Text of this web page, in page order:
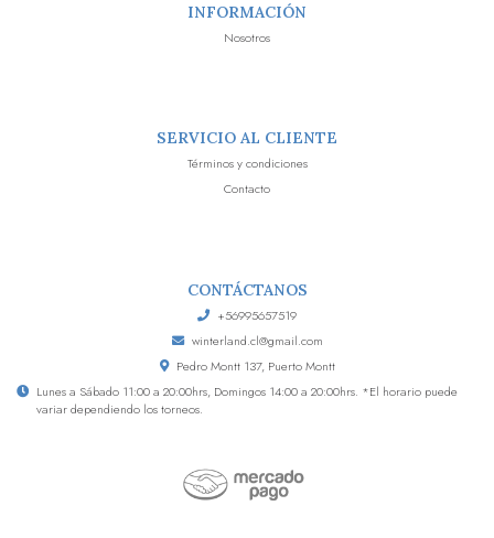
INFORMACIÓN
Nosotros
SERVICIO AL CLIENTE
Términos y condiciones
Contacto
CONTÁCTANOS
+56995657519
winterland.cl@gmail.com
Pedro Montt 137, Puerto Montt
Lunes a Sábado 11:00 a 20:00hrs, Domingos 14:00 a 20:00hrs. *El horario puede
variar dependiendo los torneos.